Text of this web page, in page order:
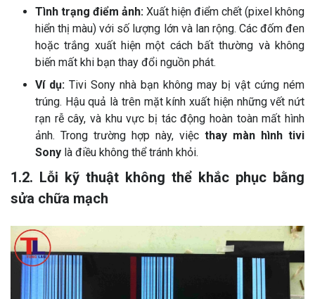
Tình trạng điểm ảnh: Xuất hiện điểm chết (pixel không
hiển thị màu) với số lượng lớn và lan rộng. Các đốm đen
hoặc trắng xuất hiện một cách bất thường và không
biến mất khi bạn thay đổi nguồn phát.
Ví dụ: Tivi Sony nhà bạn không may bị vật cứng ném
trúng. Hậu quả là trên mặt kính xuất hiện những vết nứt
rạn rễ cây, và khu vực bị tác động hoàn toàn mất hình
ảnh. Trong trường hợp này, việc thay màn hình tivi
Sony là điều không thể tránh khỏi.
1.2. Lỗi kỹ thuật không thể khắc phục bằng
sửa chữa mạch